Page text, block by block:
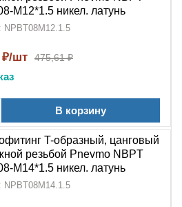
M12*1.5 никел. латунь
NPBT08M12.1.5
₽/шт 475,61 ₽
В корзину
T-образный, цанговый
резьбой Pnevmo NBPT
M14*1.5 никел. латунь
NPBT08M14.1.5